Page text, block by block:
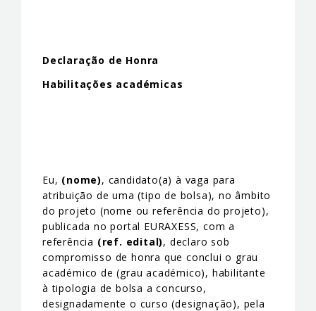
Declaração de Honra
Habilitações académicas
Eu, (nome), candidato(a) à vaga para
atribuição de uma (tipo de bolsa), no âmbito
do projeto (nome ou referência do projeto),
publicada no portal EURAXESS, com a
referência (ref. edital), declaro sob
compromisso de honra que conclui o grau
académico de (grau académico), habilitante
à tipologia de bolsa a concurso,
designadamente o curso (designação), pela